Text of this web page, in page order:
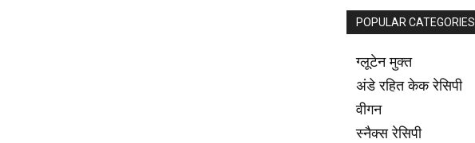
POPULAR CATEGORIES
ग्लूटेन मुक्त
अंडे रहित केक रेसिपी
वीगन
स्नैक्स रेसिपी